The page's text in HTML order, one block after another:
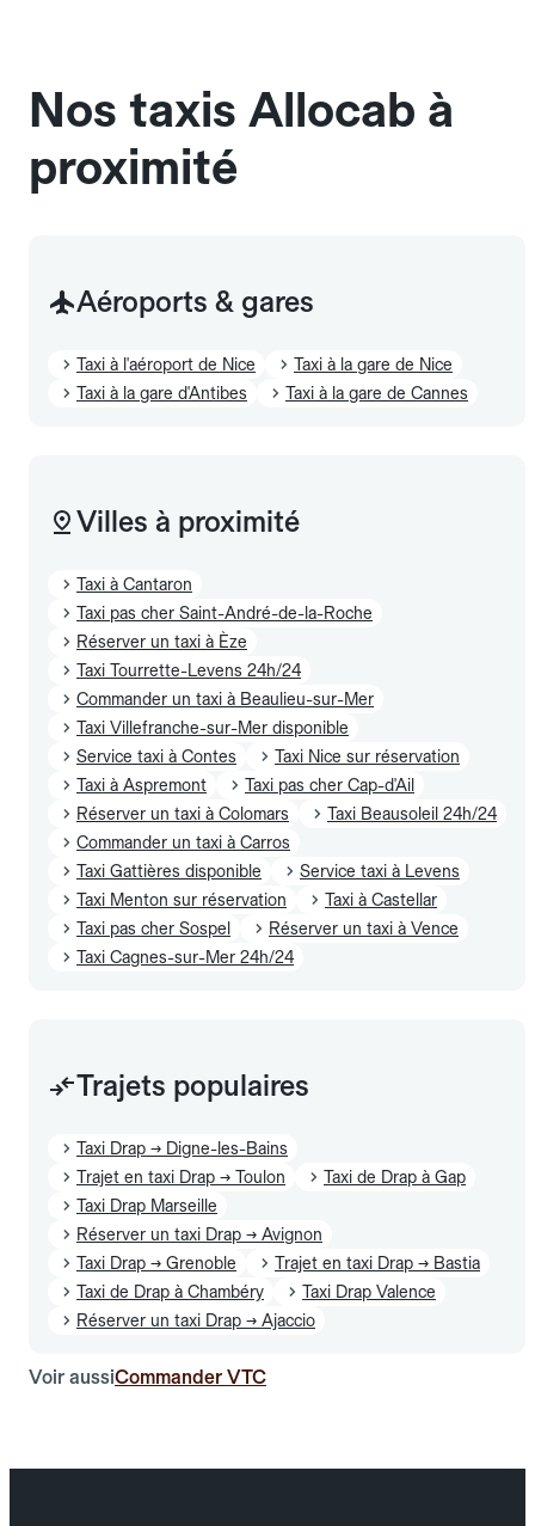
Nos taxis Allocab à
proximité
Aéroports & gares
Taxi à l'aéroport de Nice
Taxi à la gare de Nice
Taxi à la gare d'Antibes
Taxi à la gare de Cannes
Villes à proximité
Taxi à Cantaron
Taxi pas cher Saint-André-de-la-Roche
Réserver un taxi à Èze
Taxi Tourrette-Levens 24h/24
Commander un taxi à Beaulieu-sur-Mer
Taxi Villefranche-sur-Mer disponible
Service taxi à Contes
Taxi Nice sur réservation
Taxi à Aspremont
Taxi pas cher Cap-d'Ail
Réserver un taxi à Colomars
Taxi Beausoleil 24h/24
Commander un taxi à Carros
Taxi Gattières disponible
Service taxi à Levens
Taxi Menton sur réservation
Taxi à Castellar
Taxi pas cher Sospel
Réserver un taxi à Vence
Taxi Cagnes-sur-Mer 24h/24
Trajets populaires
Taxi Drap → Digne-les-Bains
Trajet en taxi Drap → Toulon
Taxi de Drap à Gap
Taxi Drap Marseille
Réserver un taxi Drap → Avignon
Taxi Drap → Grenoble
Trajet en taxi Drap → Bastia
Taxi de Drap à Chambéry
Taxi Drap Valence
Réserver un taxi Drap → Ajaccio
Voir aussiCommander VTC